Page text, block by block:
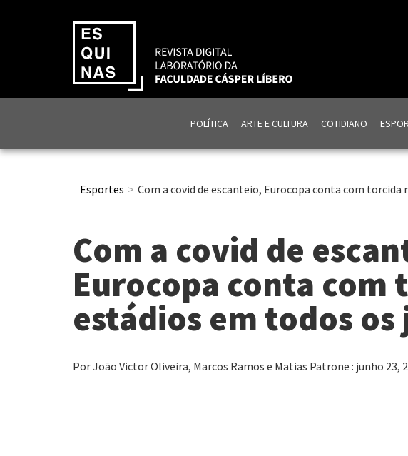
POLÍTICA ARTE E CULTURA COTIDIANO
Esportes Com a covid de escanteio, Eurocopa conta com torcida
Com a covid de
Eurocopa conta com
estádios em todos os
Por João Victor Oliveira, Marcos Ramos e Matias Patrone : junho 23,